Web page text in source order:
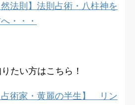
然法則】法則占術・八柱神を
・・・
たい方はこちら！
占術家・黄麗の半生】 リン